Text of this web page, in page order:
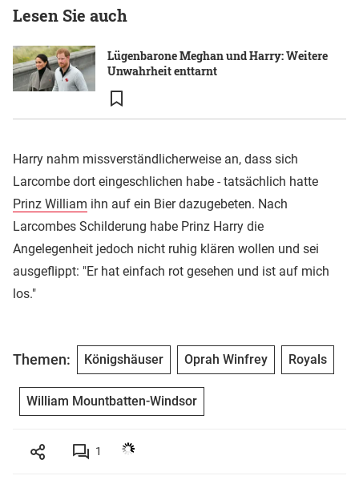
Lesen Sie auch
Lügenbarone Meghan und Harry: Weitere
Unwahrheit enttarnt
Harry nahm missverständlicherweise an, dass sich
Larcombe dort eingeschlichen habe - tatsächlich hatte
Prinz William ihn auf ein Bier dazugebeten. Nach
Larcombes Schilderung habe Prinz Harry die
Angelegenheit jedoch nicht ruhig klären wollen und sei
ausgeflippt: "Er hat einfach rot gesehen und ist auf mich
los."
Themen: Königshäuser Oprah Winfrey Royals
William Mountbatten-Windsor
1